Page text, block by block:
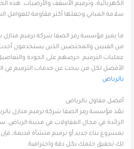
الكهربائية، وترميم الأسقف والأرضيات. هذه
سلامة المباني وجعلها أكثر مقاومة للعوامل
ما يميز مؤسسة رمز الصفا شركة ترميم منازل
من الفنيين والمختصين الذين يستخدمون أحدث
عمليات الترميم. حرصهم على الجودة
الأفضل لكل من يبحث عن خدمات الترميم في
بالرياض
أفضل مقاول بالرياض
تعُد مؤسسة رمز الصفا شركة ترميم منازل
الرائدة في مجال المقاولات في مدينة
بمشروع بناء جديد أو ترميم منشأة قديمة،
لك تحقيق حلمك بكل دقة واحترافية.